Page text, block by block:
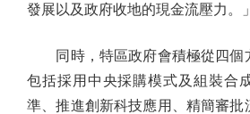
發展以及政府收地的現金流壓力。」
同時，特區政府會積極從四個
包括採用中央採購模式及組裝合
準、推進創新科技應用、精簡審批